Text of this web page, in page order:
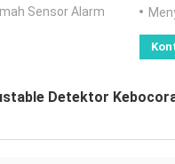
Sensor Alarm
Detektor